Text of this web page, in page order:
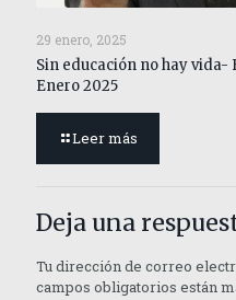
29 enero, 2025
Sin educación no hay
Enero 2025
Leer más
Deja una
Tu dirección de correo
campos obligatorios están